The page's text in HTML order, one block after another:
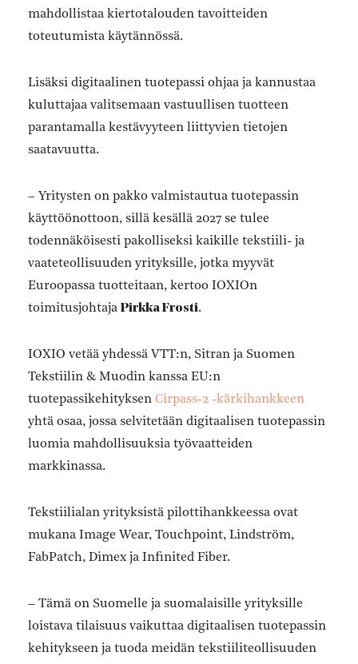
mahdollistaa kiertotalouden tavoitteiden
toteutumista käytännössä.
Lisäksi digitaalinen tuotepassi ohjaa ja kannustaa
kuluttajaa valitsemaan vastuullisen tuotteen
parantamalla kestävyyteen liittyvien tietojen
saatavuutta.
– Yritysten on pakko valmistautua tuotepassin
käyttöönottoon, sillä kesällä 2027 se tulee
todennäköisesti pakolliseksi kaikille tekstiili- ja
vaateteollisuuden yrityksille, jotka myyvät
Euroopassa tuotteitaan, kertoo IOXIOn
toimitusjohtaja Pirkka Frosti.
IOXIO vetää yhdessä VTT:n, Sitran ja Suomen
Tekstiilin & Muodin kanssa EU:n
tuotepassikehityksen Cirpass-2 -kärkihankkeen
yhtä osaa, jossa selvitetään digitaalisen tuotepassin
luomia mahdollisuuksia työvaatteiden
markkinassa.
Tekstiilialan yrityksistä pilottihankkeessa ovat
mukana Image Wear, Touchpoint, Lindström,
FabPatch, Dimex ja Infinited Fiber.
– Tämä on Suomelle ja suomalaisille yrityksille
loistava tilaisuus vaikuttaa digitaalisen tuotepassin
kehitykseen ja tuoda meidän tekstiiliteollisuuden